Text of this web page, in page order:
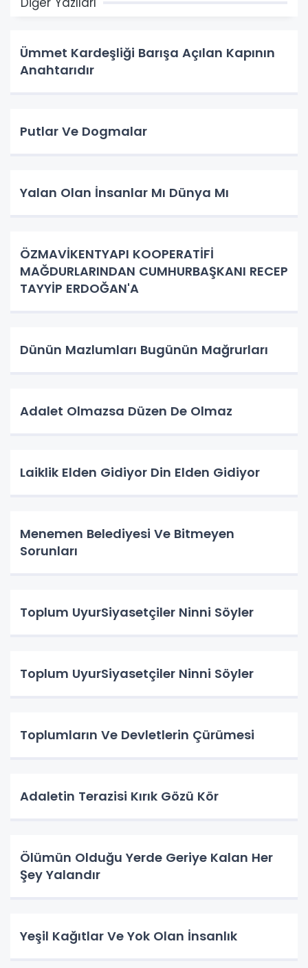
Ümmet Kardeşliği Barışa Açılan Kapının
Anahtarıdır
Putlar Ve Dogmalar
Yalan Olan İnsanlar Mı Dünya Mı
ÖZMAVİKENTYAPI KOOPERATİFİ
MAĞDURLARINDAN CUMHURBAŞKANI RECEP
TAYYİP ERDOĞAN'A
Dünün Mazlumları Bugünün Mağrurları
Adalet Olmazsa Düzen De Olmaz
Laiklik Elden Gidiyor Din Elden Gidiyor
Menemen Belediyesi Ve Bitmeyen
Sorunları
Toplum UyurSiyasetçiler Ninni Söyler
Toplum UyurSiyasetçiler Ninni Söyler
Toplumların Ve Devletlerin Çürümesi
Adaletin Terazisi Kırık Gözü Kör
Ölümün Olduğu Yerde Geriye Kalan Her
Şey Yalandır
Yeşil Kağıtlar Ve Yok Olan İnsanlık